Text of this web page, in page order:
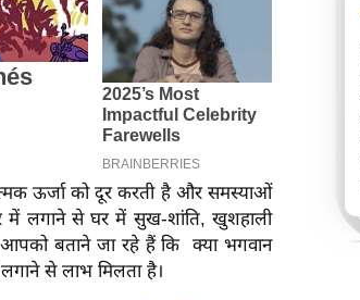
ऊर्जा को दूर करती है और समस्याओं
में लगाने से घर में सुख-शांति, खुशहाली
बताने जा रहे हैं कि क्या भगवान
से लाभ मिलता है।